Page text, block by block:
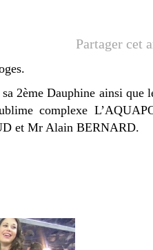
Partager cet
2ème Dauphine ainsi que
complexe
et Mr Alain BERNARD.